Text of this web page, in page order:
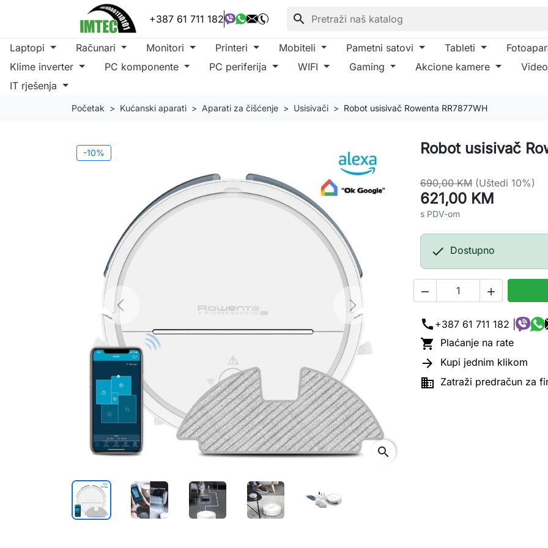
+387 61 711 182 search
Laptopi Računari Monitori Printeri Mobiteli Pametni satovi Tableti
Klime inverter
PC komponente PC periferija WIFI Gaming Akcione kamere
IT rješenja
Početak Kućanski aparati Aparati za čišćenje Usisivači Robot usisivač Rowenta RR7877WH
-10%
Previous Next
search
Robot usisivač
690,00 KM (Uštedi 10%)
621,00 KM
s PDV-om
 Dostupno
 
call +387 61 711 182 |
 Plaćanje na rate
 Kupi jednim klikom
 Zatraži predračun za